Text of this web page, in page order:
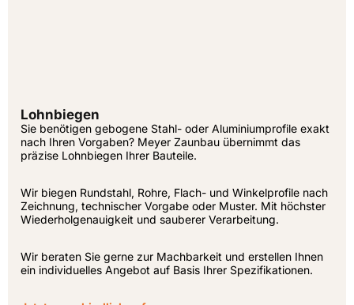
Lohnbiegen
Sie benötigen gebogene Stahl- oder Aluminiumprofile exakt
nach Ihren Vorgaben? Meyer Zaunbau übernimmt das
präzise Lohnbiegen Ihrer Bauteile.
Wir biegen Rundstahl, Rohre, Flach- und Winkelprofile nach
Zeichnung, technischer Vorgabe oder Muster. Mit höchster
Wiederholgenauigkeit und sauberer Verarbeitung.
Wir beraten Sie gerne zur Machbarkeit und erstellen Ihnen
ein individuelles Angebot auf Basis Ihrer Spezifikationen.